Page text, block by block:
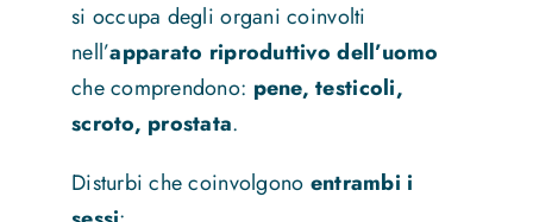
si occupa degli organi coinvolti
nell’apparato riproduttivo dell’uomo
che comprendono: pene, testicoli,
scroto, prostata.
Disturbi che coinvolgono entrambi i